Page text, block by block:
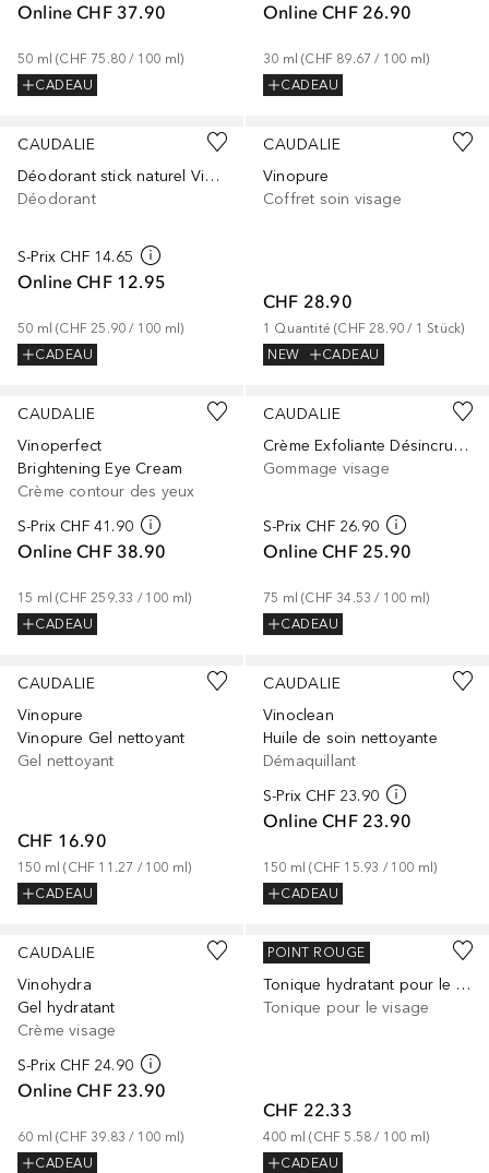
Online CHF 37.90
50 ml (CHF 75.80 / 100 ml)
CADEAU
Online CHF 26.90
30 ml (CHF 89.67 / 100 ml)
CADEAU
CAUDALIE
Déodorant stick naturel Vinofresh
Déodorant
S-Prix CHF 14.65
Online CHF 12.95
50 ml (CHF 25.90 / 100 ml)
CADEAU
CAUDALIE
Vinopure
Coffret soin visage
CHF 28.90
1 Quantité (CHF 28.90 / 1 Stück)
NEW
CADEAU
CAUDALIE
Vinoperfect
Brightening Eye Cream
Crème contour des yeux
S-Prix CHF 41.90
Online CHF 38.90
15 ml (CHF 259.33 / 100 ml)
CADEAU
CAUDALIE
Crème Exfoliante Désincrustante
Gommage visage
S-Prix CHF 26.90
Online CHF 25.90
75 ml (CHF 34.53 / 100 ml)
CADEAU
CAUDALIE
Vinopure
Vinopure Gel nettoyant
Gel nettoyant
CHF 16.90
150 ml (CHF 11.27 / 100 ml)
CADEAU
CAUDALIE
Vinoclean
Huile de soin nettoyante
Démaquillant
S-Prix CHF 23.90
Online CHF 23.90
150 ml (CHF 15.93 / 100 ml)
CADEAU
CAUDALIE
Vinohydra
Gel hydratant
Crème visage
S-Prix CHF 24.90
Online CHF 23.90
60 ml (CHF 39.83 / 100 ml)
CADEAU
CAUDALIE
Tonique hydratant pour le visage
Tonique pour le visage
CHF 22.33
400 ml (CHF 5.58 / 100 ml)
CADEAU
POINT ROUGE